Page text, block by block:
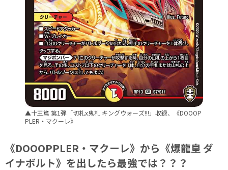
▲十王篇 第1弾「切札x鬼札 キングウォーズ!!!」収録、《DOOOP
PLER・マクーレ》
《DOOOPPLER・マクーレ》から《爆龍皇 ダ
イナボルト》を出したら最強では？？？